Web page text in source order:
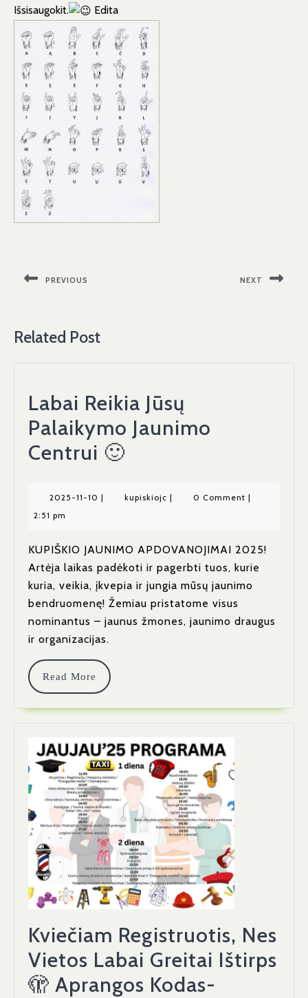
Išsisaugokit.
Edita
įrašųPREVIOUS NEXT
Related Post
Labai Reikia Jūsų
Palaikymo Jaunimo
Centrui 🙂
Jūsų
Jaunimo
Centrui
🙂
2025-11-10 2025-
| kupiskiojc kupiskiojc
| 0 Comment |
2:51 pm
KUPIŠKIO JAUNIMO APDOVANOJIMAI 2025!
Artėja laikas padėkoti ir pagerbti tuos, kurie
kuria, veikia, įkvepia ir jungia mūsų jaunimo
bendruomenę! Žemiau pristatome visus
nominantus – jaunus žmones, jaunimo draugus
ir organizacijas.
Read More
Read
Kviečiam Registruotis, Nes
Vietos Labai Greitai Ištirps
🫣 Aprangos Kodas-